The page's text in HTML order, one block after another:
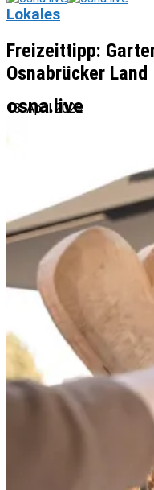
osna.live
Lokales
Freizeittipp:
Osnabrücker Land
18. April 2022